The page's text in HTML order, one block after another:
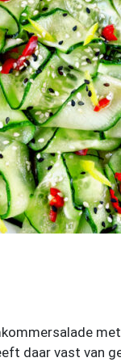
daar vast van